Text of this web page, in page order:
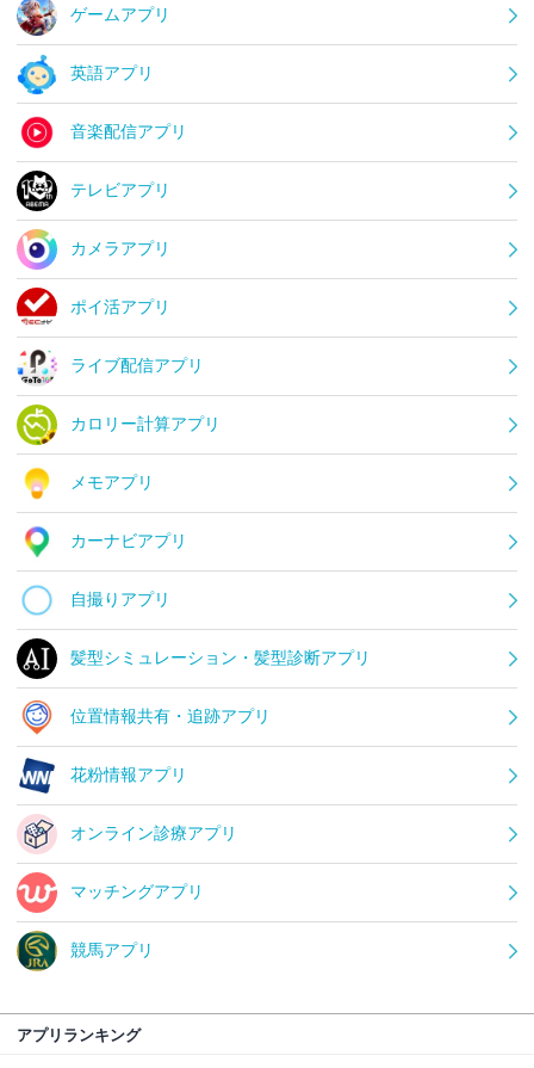
ゲームアプリ
英語アプリ
音楽配信アプリ
テレビアプリ
カメラアプリ
ポイ活アプリ
ライブ配信アプリ
カロリー計算アプリ
メモアプリ
カーナビアプリ
自撮りアプリ
髪型シミュレーション・髪型診断アプリ
位置情報共有・追跡アプリ
花粉情報アプリ
オンライン診療アプリ
マッチングアプリ
競馬アプリ
アプリランキング